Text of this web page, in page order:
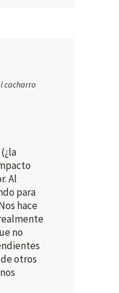
cacharro
Al
para
hace
no
otros